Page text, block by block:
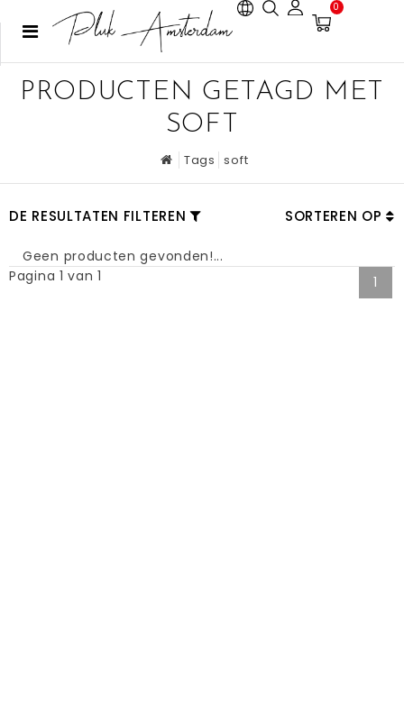
0
PRODUCTEN GETAGD MET
SOFT
Tags soft
DE RESULTATEN FILTEREN SORTEREN OP
Geen producten gevonden!...
Pagina 1 van 1
1